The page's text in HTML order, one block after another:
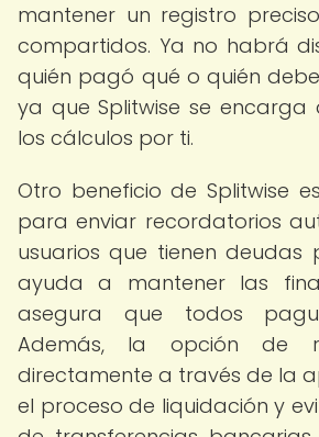
mantener un registro
compartidos. Ya no habrá
quién pagó qué o quién
ya que Splitwise se
los cálculos por ti.
Otro beneficio de Splitwise
para enviar recordatorios
usuarios que tienen deudas
ayuda a mantener las
asegura que todos
Además, la opción de
directamente a través de la
el proceso de liquidación y